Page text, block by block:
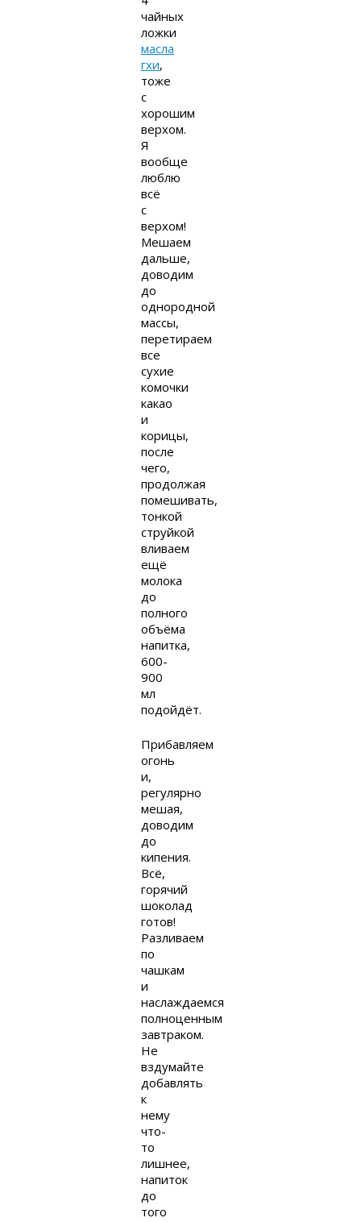
чайных
ложки
масла
гхи,
тоже
с
хорошим
верхом.
Я
вообще
люблю
всё
с
верхом!
Мешаем
дальше,
доводим
до
однородной
массы,
перетираем
все
сухие
комочки
какао
и
корицы,
после
чего,
продолжая
помешивать,
тонкой
струйкой
вливаем
ещё
молока
до
полного
объёма
напитка,
600-
900
мл
подойдёт.
Прибавляем
огонь
и,
регулярно
мешая,
доводим
до
кипения.
Всё,
горячий
шоколад
готов!
Разливаем
по
чашкам
и
наслаждаемся
полноценным
завтраком.
Не
вздумайте
добавлять
к
нему
что-
то
лишнее,
напиток
до
того